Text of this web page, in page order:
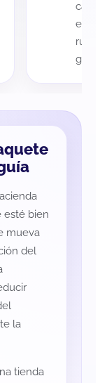
cada
es
ruta
guía
esté bien
mueva
del
la
tienda